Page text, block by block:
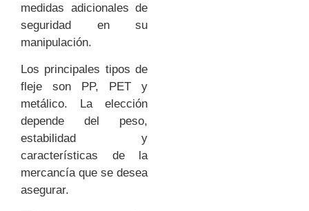
medidas adicionales de
seguridad en su
manipulación.
Los principales tipos de
fleje son PP, PET y
metálico. La elección
depende del peso,
estabilidad y
características de la
mercancía que se desea
asegurar.